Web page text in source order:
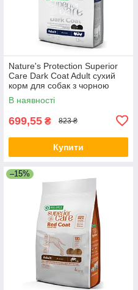
Nature's Protection Superior
Care Dark Coat Adult сухий
корм для собак з чорною
шерстю, 1.5 кг
В наявності
699,55 ₴ 823 ₴
Купити
–15%